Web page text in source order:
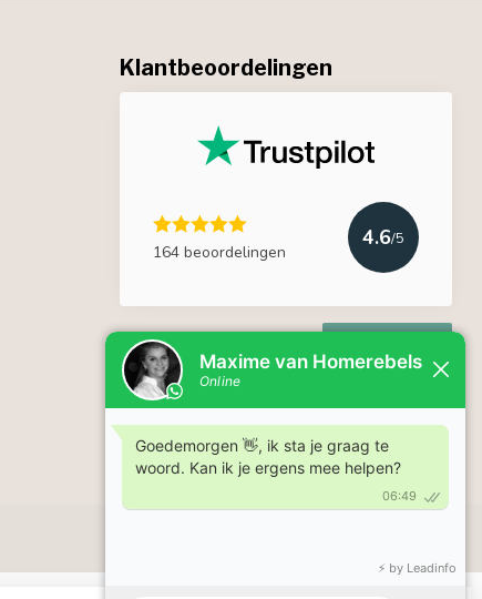
Klantbeoordelingen
164 beoordelingen
4.6/5